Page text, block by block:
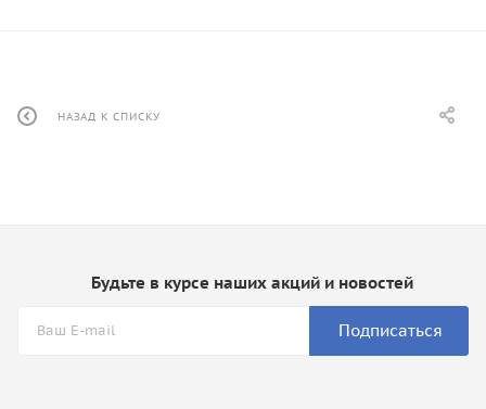
НАЗАД К СПИСКУ
Будьте в курсе наших акций и новостей
Подписаться